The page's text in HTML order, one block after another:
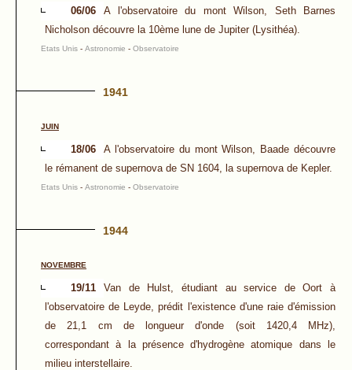
06/06
A l'observatoire du mont Wilson, Seth Barnes
Nicholson découvre la 10ème lune de Jupiter (Lysithéa).
Etats Unis - Astronomie - Observatoire
1941
JUIN
18/06
A l'observatoire du mont Wilson, Baade découvre
le rémanent de supernova de SN 1604, la supernova de Kepler.
Etats Unis - Astronomie - Observatoire
1944
NOVEMBRE
19/11
Van de Hulst, étudiant au service de Oort à
l'observatoire de Leyde, prédit l'existence d'une raie d'émission
de 21,1 cm de longueur d'onde (soit 1420,4 MHz),
correspondant à la présence d'hydrogène atomique dans le
milieu interstellaire.